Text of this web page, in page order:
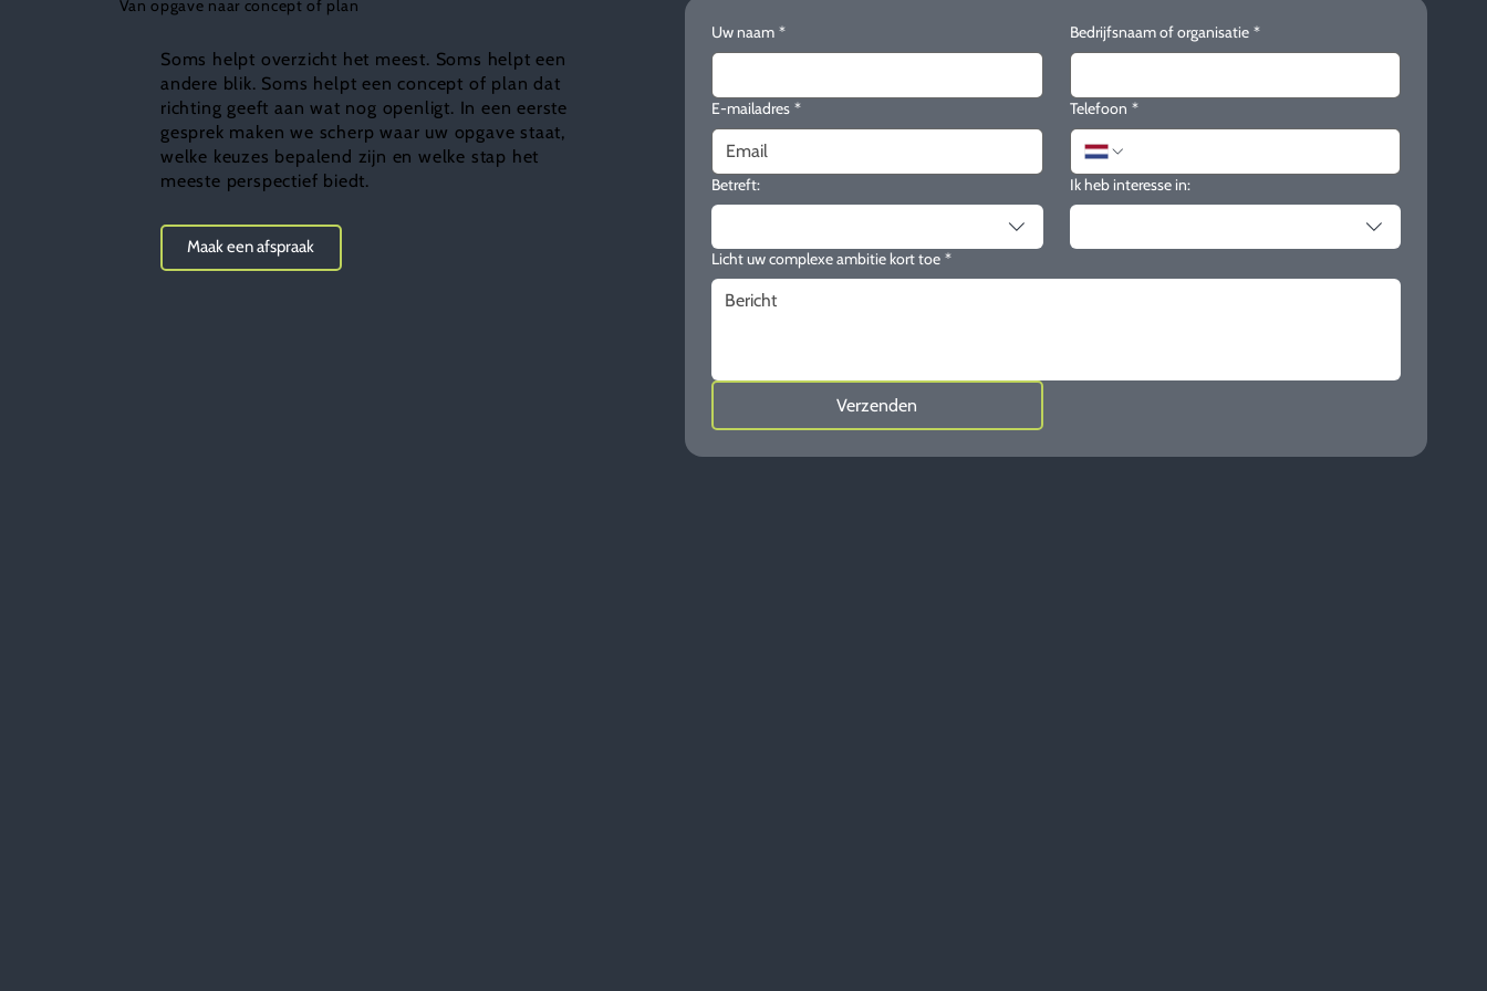
Van opgave naar concept of plan
Soms helpt overzicht het meest. Soms helpt een
andere blik. Soms helpt een concept of plan dat
richting geeft aan wat nog openligt. In een eerste
gesprek maken we scherp waar uw opgave staat,
welke keuzes bepalend zijn en welke stap het
meeste perspectief biedt.
Maak een afspraak
Uw naam * Bedrijfsnaam of organisatie *
E-mailadres * Telefoon *
Betreft: Ik heb interesse in:
Licht uw complexe ambitie kort toe *
Verzenden